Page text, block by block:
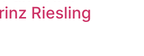
Riesling